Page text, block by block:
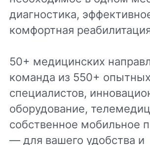
диагностика,
комфортная
50+ медицинских
команда из 550+ опытных
специалистов,
оборудование,
собственное мобильное
— для вашего удобства и